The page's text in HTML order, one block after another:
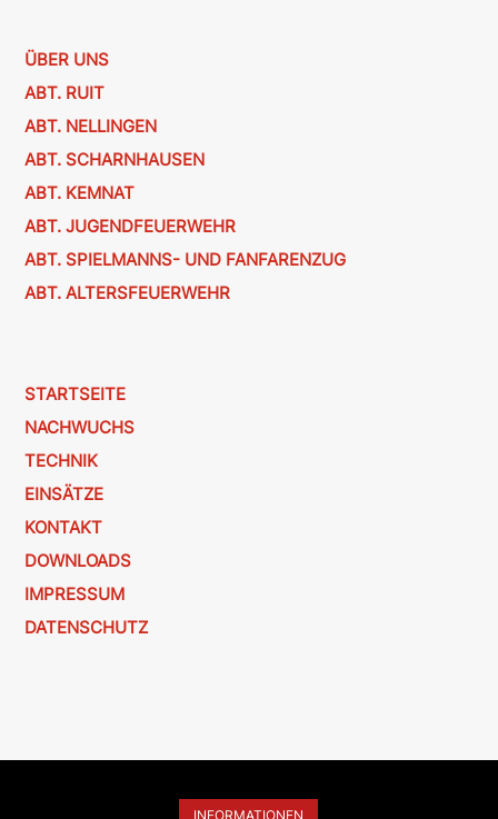
ÜBER UNS
ABT. RUIT
ABT. NELLINGEN
ABT. SCHARNHAUSEN
ABT. KEMNAT
ABT. JUGENDFEUERWEHR
ABT. SPIELMANNS- UND FANFARENZUG
ABT. ALTERSFEUERWEHR
STARTSEITE
NACHWUCHS
TECHNIK
EINSÄTZE
KONTAKT
DOWNLOADS
IMPRESSUM
DATENSCHUTZ
INFORMATIONEN